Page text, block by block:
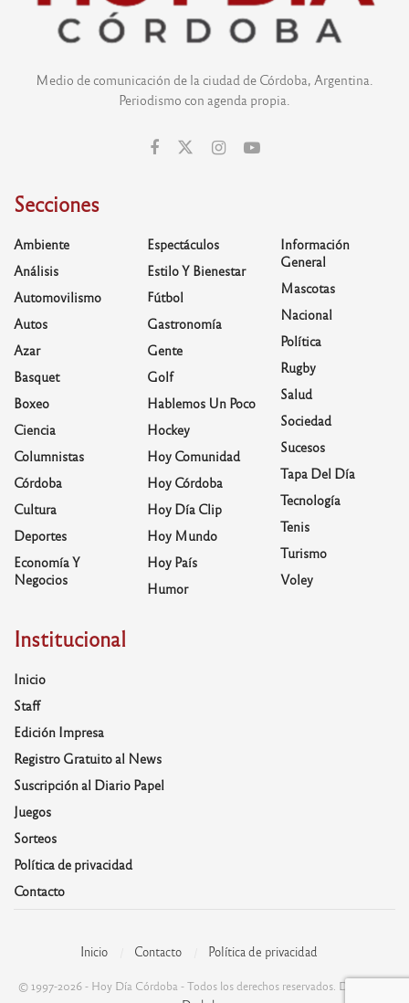
Medio de comunicación de la ciudad de Córdoba, Argentina.
Periodismo con agenda propia.
Secciones
Ambiente
Análisis
Automovilismo
Autos
Azar
Basquet
Boxeo
Ciencia
Columnistas
Córdoba
Cultura
Deportes
Economía Y
Negocios
Espectáculos
Estilo Y Bienestar
Fútbol
Gastronomía
Gente
Golf
Hablemos Un Poco
Hockey
Hoy Comunidad
Hoy Córdoba
Hoy Día Clip
Hoy Mundo
Hoy País
Humor
Información
General
Mascotas
Nacional
Política
Rugby
Salud
Sociedad
Sucesos
Tapa Del Día
Tecnología
Tenis
Turismo
Voley
Institucional
Inicio
Staff
Edición Impresa
Registro Gratuito al News
Suscripción al Diario Papel
Juegos
Sorteos
Política de privacidad
Contacto
Inicio Contacto Política de privacidad
© 1997-2026 - Hoy Día Córdoba - Todos los derechos reservados. Desarrolla: